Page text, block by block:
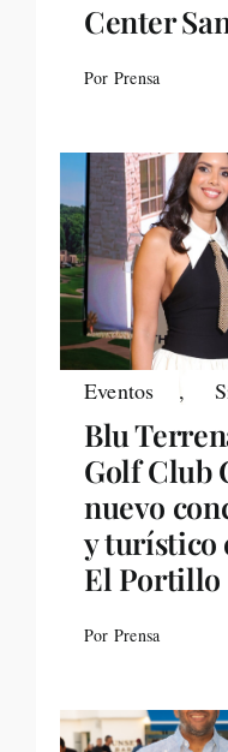
Center
Por Prensa
Eventos ,
Blu
Golf Club
nuevo
y turístico
El Portillo
Por Prensa